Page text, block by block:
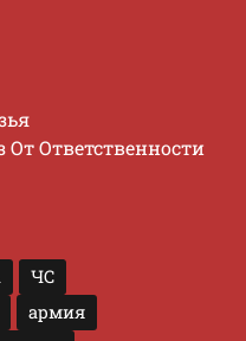
От Ответственности
ЧС
армия